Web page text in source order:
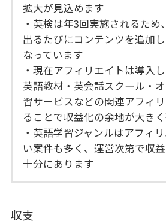
拡大が見込めます
・英検は年3回実施されるため
出るたびにコンテンツを追加
なっています
・現在アフィリエイトは導入
英語教材・英会話スクール・
習サービスなどの関連アフィ
ることで収益化の余地が大き
・英語学習ジャンルはアフィ
い案件も多く、運営次第で収
十分にあります
収支